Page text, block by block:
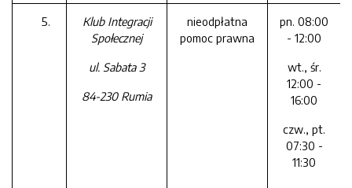
Klub Integracji
Społecznej
ul. Sabata 3
84-230 Rumia
nieodpłatna
pomoc prawna
pn. 08:00
- 12:00
wt., śr.
12:00 -
16:00
czw., pt.
07:30 -
11:30